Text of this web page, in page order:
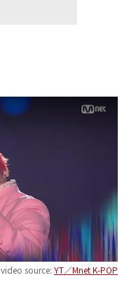
video source: YT／Mnet K-POP